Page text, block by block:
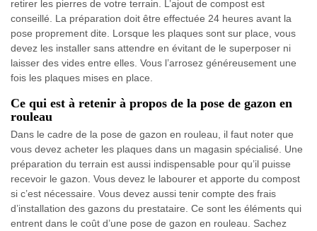
retirer les pierres de votre terrain. L’ajout de compost est
conseillé. La préparation doit être effectuée 24 heures avant la
pose proprement dite. Lorsque les plaques sont sur place, vous
devez les installer sans attendre en évitant de le superposer ni
laisser des vides entre elles. Vous l’arrosez généreusement une
fois les plaques mises en place.
Ce qui est à retenir à propos de la pose de gazon en
rouleau
Dans le cadre de la pose de gazon en rouleau, il faut noter que
vous devez acheter les plaques dans un magasin spécialisé. Une
préparation du terrain est aussi indispensable pour qu’il puisse
recevoir le gazon. Vous devez le labourer et apporte du compost
si c’est nécessaire. Vous devez aussi tenir compte des frais
d’installation des gazons du prestataire. Ce sont les éléments qui
entrent dans le coût d’une pose de gazon en rouleau. Sachez